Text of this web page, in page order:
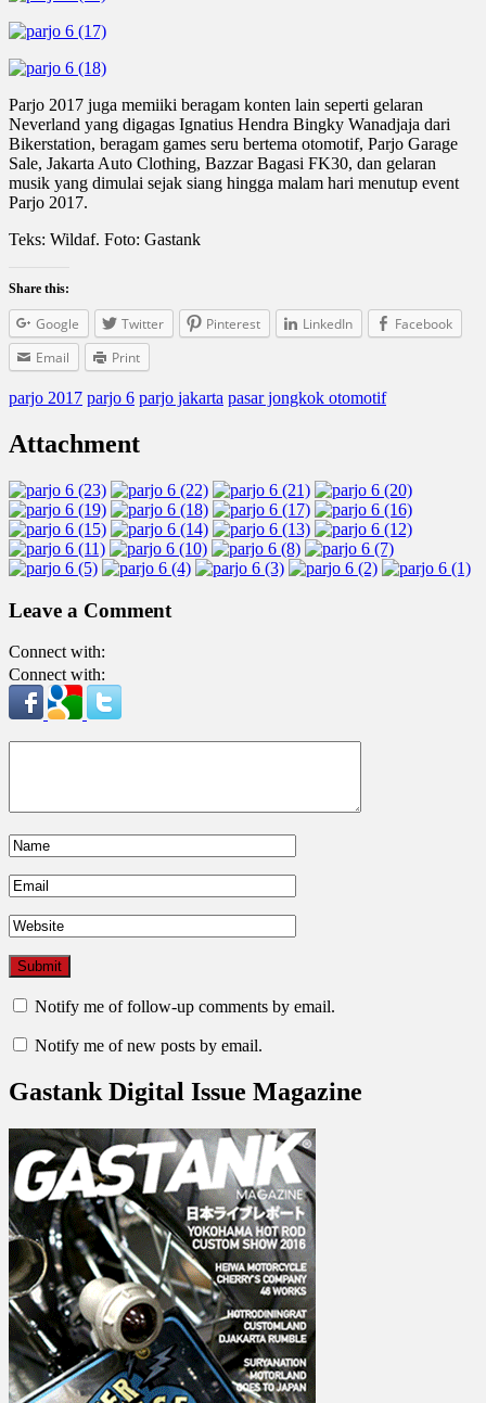
Parjo 2017 juga memiiki beragam konten lain seperti gelaran
Neverland yang digagas Ignatius Hendra Bingky Wanadjaja dari
Bikerstation, beragam games seru bertema otomotif, Parjo Garage
Sale, Jakarta Auto Clothing, Bazzar Bagasi FK30, dan gelaran
musik yang dimulai sejak siang hingga malam hari menutup event
Parjo 2017.
Teks: Wildaf. Foto: Gastank
Share this:
Google Twitter Pinterest LinkedIn
Facebook
Email
Print
parjo 2017 parjo 6 parjo jakarta pasar jongkok otomotif
Attachment
Leave a Comment
Connect with:
Connect with:
Notify me of follow-up comments by email.
Notify me of new posts by email.
Gastank Digital Issue Magazine